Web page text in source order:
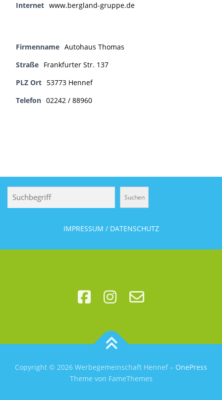
Internet www.bergland-gruppe.de
Firmenname Autohaus Thomas
Straße Frankfurter Str. 137
PLZ Ort 53773 Hennef
Telefon 02242 / 88960
Suchen
Suchen
IMPRESSUM / DATENSCHUTZ
Copyright © 2026 Werbegemeinschaft Hennef– OnePress
Theme von FameThemes